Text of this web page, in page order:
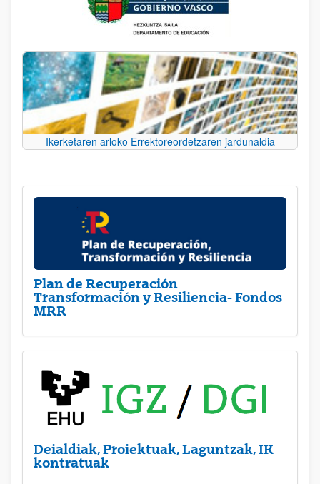
Ikerketaren arloko Errektoreordetzaren jardunaldia
Plan de Recuperación
Transformación y Resiliencia- Fondos
MRR
Deialdiak, Proiektuak, Laguntzak, IK
kontratuak